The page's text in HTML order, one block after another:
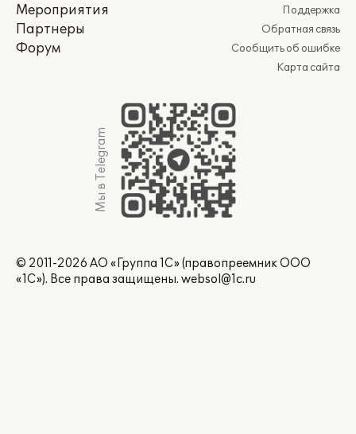
Мероприятия
Партнеры
Форум
Поддержка
Обратная связь
Сообщить об ошибке
Карта сайта
Мы в Telegram
© 2011-2026 АО «Группа 1С» (правопреемник ООО
«1С»). Все права защищены. websol@1c.ru